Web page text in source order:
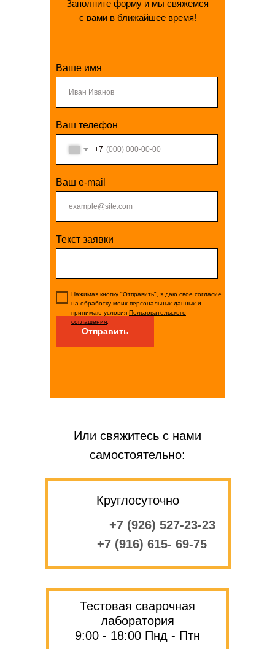
Ваше имя
Ваш телефон
+7
Ваш e-mail
Текст заявки
Отправить
Заполните форму и мы свяжемся
с вами в ближайшее время!
Нажимая кнопку "Отправить", я даю свое согласие
на обработку моих персональных данных и
принимаю условия Пользовательского
соглашения
Или свяжитесь с нами
самостоятельно:
Тестовая сварочная
лаборатория
9:00 - 18:00 Пнд - Птн
Круглосуточно
+7 (926) 527-23-23
+7 (916) 615- 69-75